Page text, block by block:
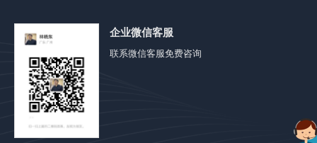
企业微信客服
联系微信客服免费咨询